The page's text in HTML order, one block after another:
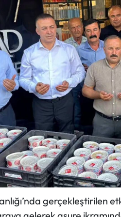
gerçekleştirilen